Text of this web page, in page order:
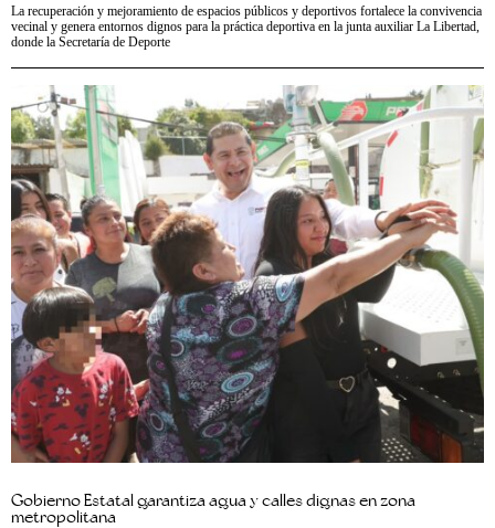
La recuperación y mejoramiento de espacios públicos y deportivos fortalece la convivencia
vecinal y genera entornos dignos para la práctica deportiva en la junta auxiliar La Libertad,
donde la Secretaría de Deporte
Gobierno Estatal garantiza agua y calles dignas en zona
metropolitana